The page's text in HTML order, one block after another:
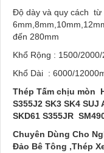
Độ dày và quy cách từ
đến 280mm
Khổ Rộng : 1500/
Khổ Dài : 6000/
Thép Tấm chịu mòn
S355J2 SK3 SK4 SUJ
SKD61 S355JR
Chuyên Dùng Cho
Đảo Bê Tông ,Thép